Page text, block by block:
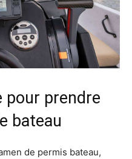
pour prendre
bateau
de permis bateau,